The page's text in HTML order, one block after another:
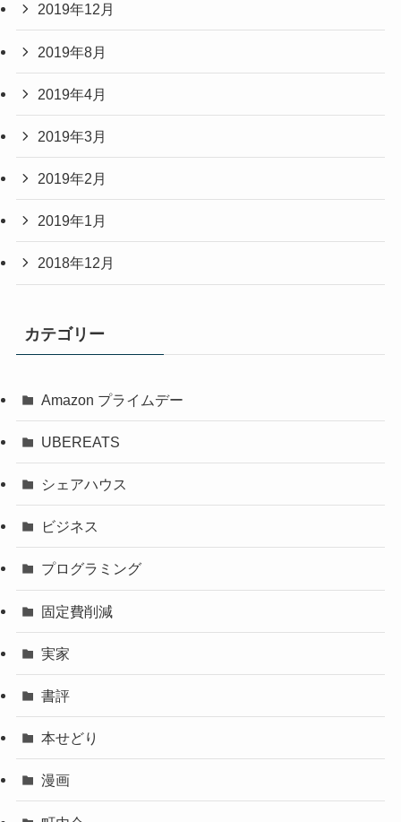
2019年12月
2019年8月
2019年4月
2019年3月
2019年2月
2019年1月
2018年12月
カテゴリー
Amazon プライムデー
UBEREATS
シェアハウス
ビジネス
プログラミング
固定費削減
実家
書評
本せどり
漫画